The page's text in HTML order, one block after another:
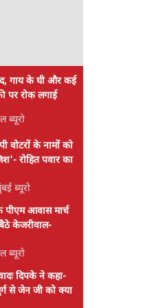
गाय के घी और कई
पर रोक लगाई
ब्यूरो
वोटरों के नामों को
रोहित पवार का
ब्यूरो
आवास मार्च
केजरीवाल-
ब्यूरो
दिपके ने कहा-
से जेन जी को क्या